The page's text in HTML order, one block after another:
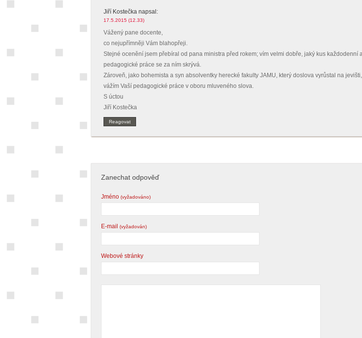
Jiří Kostečka napsal:
17.5.2015 (12.33)
Vážený pane docente,
co nejupřímněji Vám blahopřeji.
Stejné ocenění jsem přebíral od pana ministra před rokem; vím velmi dobře, jaký kus každodenní
pedagogické práce se za ním skrývá.
Zároveň, jako bohemista a syn absolventky herecké fakulty JAMU, který doslova vyrůstal na
vážím Vaší pedagogické práce v oboru mluveného slova.
S úctou
Jiří Kostečka
Reagovat
Zanechat odpověď
Jméno (vyžadováno)
E-mail (vyžadován)
Webové stránky